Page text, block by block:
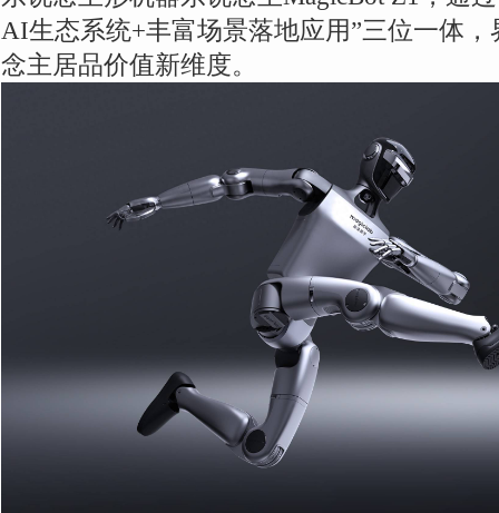
AI生态系统+丰富场景落地应用”三位一体
念主居品价值新维度。